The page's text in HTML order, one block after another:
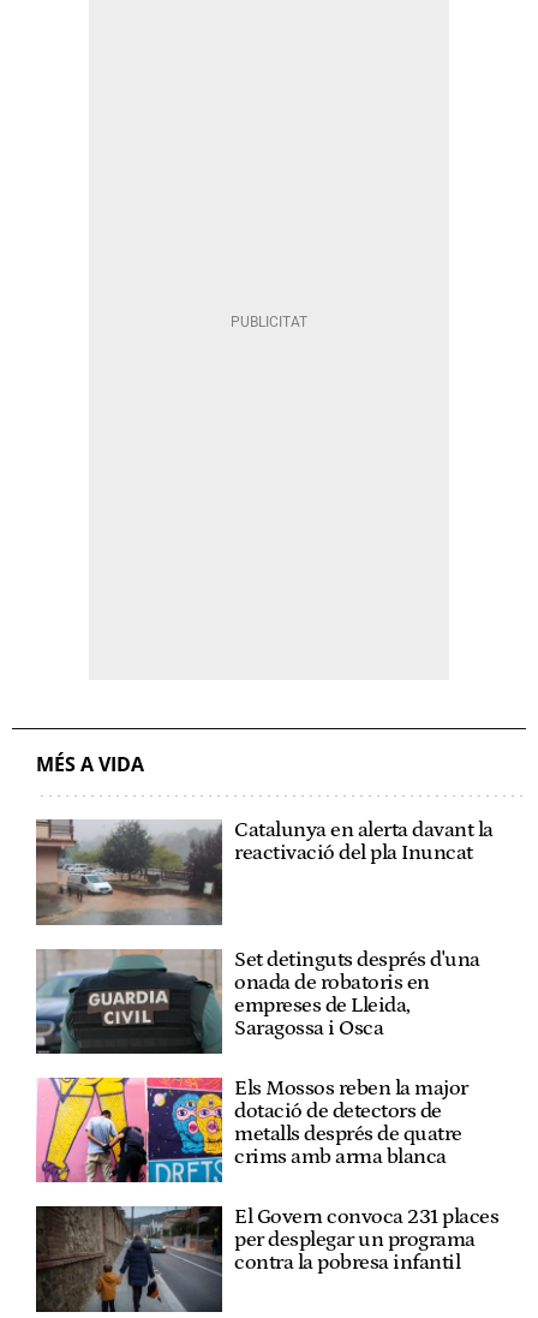
MÉS A VIDA
Catalunya en alerta davant la
reactivació del pla Inuncat
Set detinguts després d'una
onada de robatoris en
empreses de Lleida,
Saragossa i Osca
Els Mossos reben la major
dotació de detectors de
metalls després de quatre
crims amb arma blanca
El Govern convoca 231 places
per desplegar un programa
contra la pobresa infantil